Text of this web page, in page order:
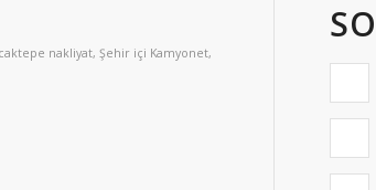
nakliyat, Şehir içi Kamyonet,